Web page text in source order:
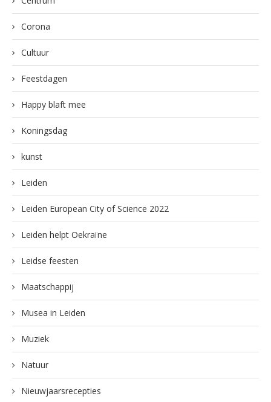
Corona
Cultuur
Feestdagen
Happy blaft mee
Koningsdag
kunst
Leiden
Leiden European City of Science 2022
Leiden helpt Oekraïne
Leidse feesten
Maatschappij
Musea in Leiden
Muziek
Natuur
Nieuwjaarsrecepties